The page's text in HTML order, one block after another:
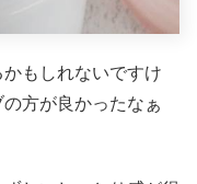
もしれないですけ
方が良かったなぁ